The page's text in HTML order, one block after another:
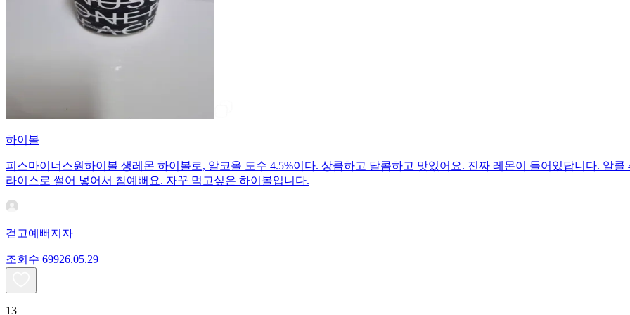
하이볼
피스마이너스원하이볼 생레몬 하이볼로, 알코올 도수 4.5%이다. 상큼하고 달콤하고 맛있어요. 진짜 레몬이 들어있답니다. 알
라이스로 썰어 넣어서 참예뻐요. 자꾸 먹고싶은 하이볼입니다.
걷고예뻐지자
조회수 69926.05.29
13